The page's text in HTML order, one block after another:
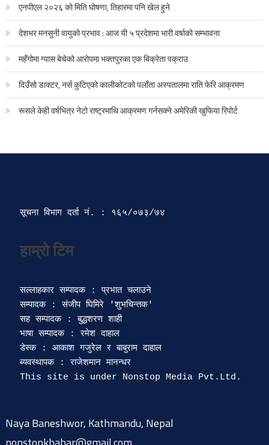
एनपीएल २०२६ को मिति घोषणा, तिहारमा पनि खेल हुने
देशभर मनसुनी वायुको प्रभाव : आज यी ५ प्रदेशमा भारी वर्षाको सम्भावना
महँगोमा ग्यास बेचेको आरोपमा भक्तपुरका एक बिक्रेता पक्राउ
दिउँसो डाक्टर, नर्स कुटिएको कालीकोटको पलाँता अस्पतालमा राति फेरि आक्रमण
रूसले केही वर्षभित्र नेटो राष्ट्रमाथि आक्रमण गर्नसक्ने अमेरिकी खुफिया रिपोर्ट
सूचना विभाग दर्ता‍ नं. : १६५/०७३/७४
हाम्रो टिम
सल्लाहकार सम्पादक : प्रभात चलाउने
सम्पादक : संजीप घिमिरे 'शुभचिन्तक'
सह सम्पादक : बुद्धशरण शाही
भाषा सम्पादक : रमेश दाहाल
डेस्क : आकाश गजुरेल र बाबुराम दाहाल
ब्यवस्थापक : राजेशमान मानन्धर
Naya Baneshwor, Kathmandu, Nepal